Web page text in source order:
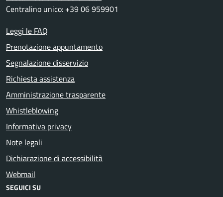
Centralino unico: +39 06 959901
Leggi le FAQ
Prenotazione appuntamento
Segnalazione disservizio
Richiesta assistenza
Amministrazione trasparente
Whistleblowing
Informativa privacy
Note legali
Dichiarazione di accessibilità
Webmail
SEGUICI SU